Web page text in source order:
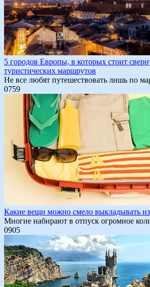
5 городов Европы, в которых стоит
туристических маршрутов
Не все любят путешествовать лишь по
0759
Какие вещи можно смело выкладывать
Многие набирают в отпуск огромное
0905